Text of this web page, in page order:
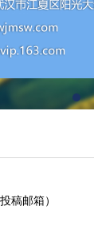
投稿邮箱）